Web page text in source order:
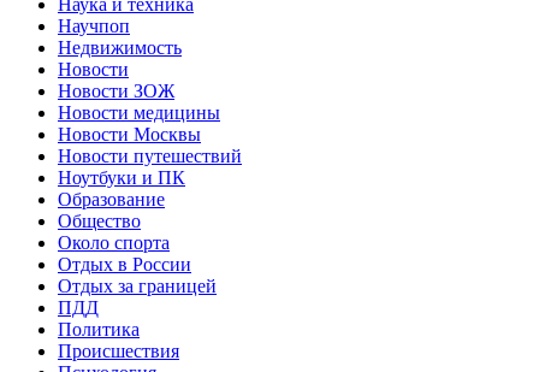
Научпоп
Недвижимость
Новости
Новости ЗОЖ
Новости медицины
Новости Москвы
Новости путешествий
Ноутбуки и ПК
Образование
Общество
Около спорта
Отдых в России
Отдых за границей
ПДД
Политика
Происшествия